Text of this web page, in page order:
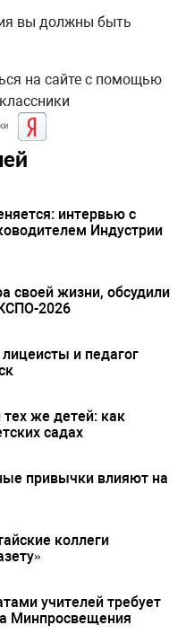
вы должны быть
на сайте с помощью
интервью с
Индустрии
своей жизни, обсудили
2026
и педагог
же детей: как
садах
привычки влияют на
коллеги
учителей требует
Минпросвещения